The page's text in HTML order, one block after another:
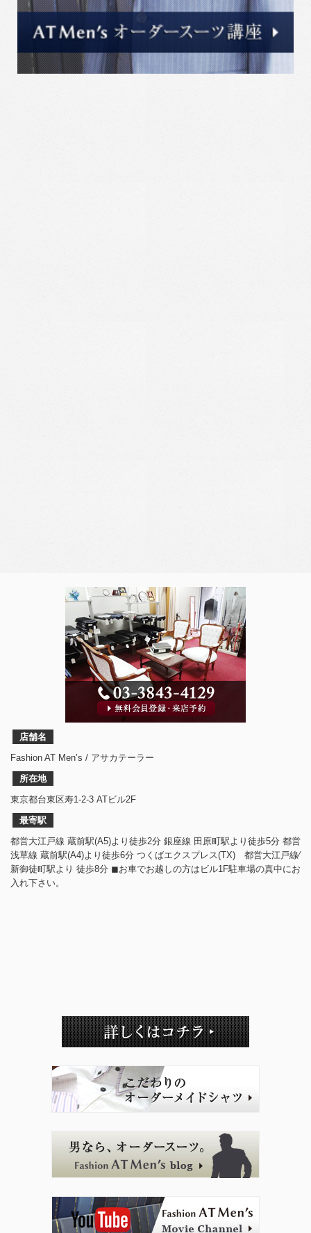
店舗名
Fashion AT Men’s / アサカテーラー
所在地
東京都台東区寿1-2-3 ATビル2F
最寄駅
都営大江戸線 蔵前駅(A5)より徒歩2分 銀座線 田原町駅より徒歩5分 都営
浅草線 蔵前駅(A4)より徒歩6分 つくばエクスプレス(TX) 都営大江戸線⁄
新御徒町駅より 徒歩8分 ◼︎お車でお越しの方はビル1F駐車場の真中にお
入れ下さい。